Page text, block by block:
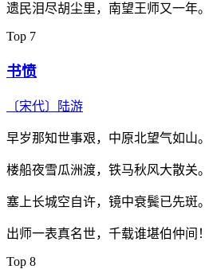
遗民泪尽胡尘里，南望王师又一年。
Top 7
书愤
〔宋代〕 陆游
早岁那知世事艰，中原北望气如山。
楼船夜雪瓜洲渡，铁马秋风大散关。
塞上长城空自许，镜中衰鬓已先斑。
出师一表真名世，千载谁堪伯仲间！
Top 8